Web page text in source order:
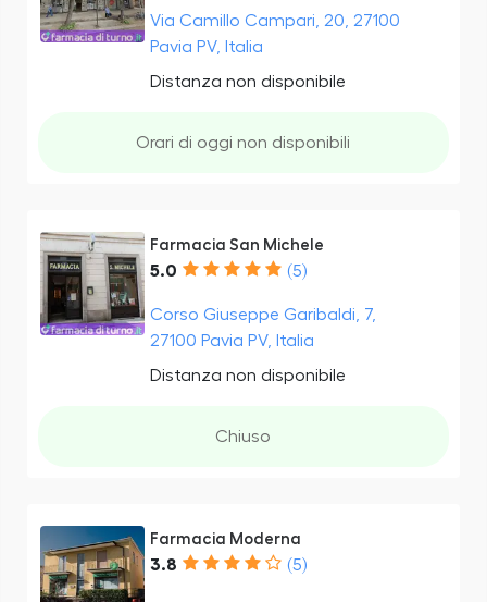
Via Camillo Campari, 20, 27100
Pavia PV, Italia
Distanza non disponibile
Orari di oggi non disponibili
Farmacia San Michele
5.0 (5)
Corso Giuseppe Garibaldi, 7,
27100 Pavia PV, Italia
Distanza non disponibile
Chiuso
Farmacia Moderna
3.8 (5)